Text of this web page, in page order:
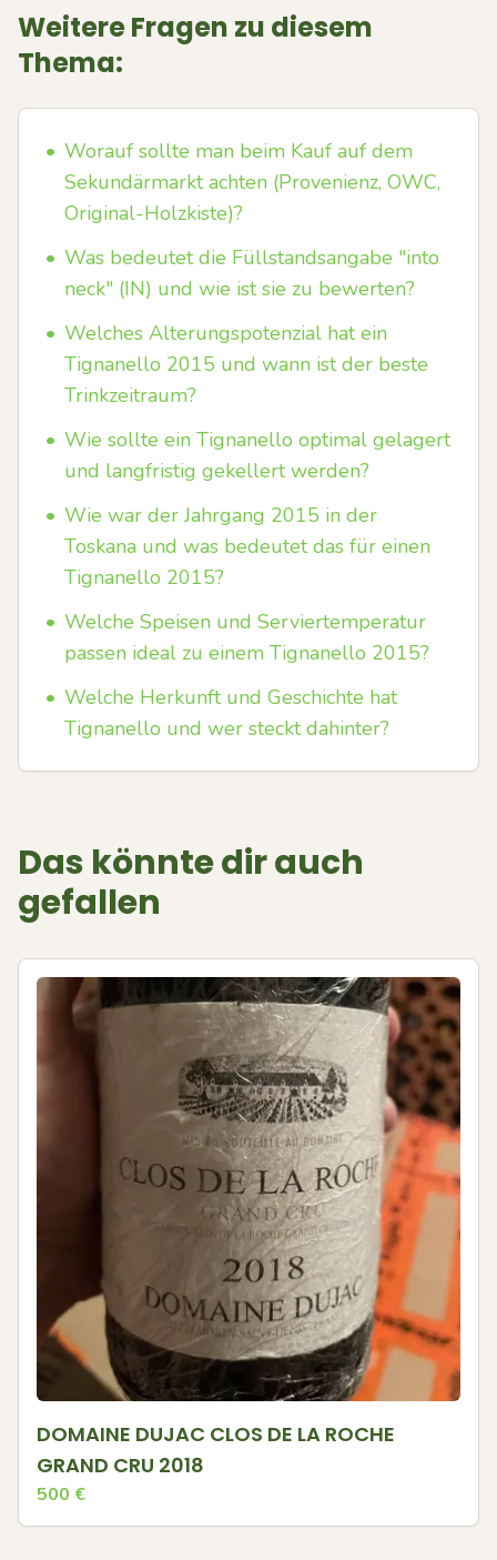
Weitere Fragen zu diesem
Thema:
• Worauf sollte man beim Kauf auf dem
Sekundärmarkt achten (Provenienz, OWC,
Original-Holzkiste)?
• Was bedeutet die Füllstandsangabe "into
neck" (IN) und wie ist sie zu bewerten?
• Welches Alterungspotenzial hat ein
Tignanello 2015 und wann ist der beste
Trinkzeitraum?
• Wie sollte ein Tignanello optimal gelagert
und langfristig gekellert werden?
• Wie war der Jahrgang 2015 in der
Toskana und was bedeutet das für einen
Tignanello 2015?
• Welche Speisen und Serviertemperatur
passen ideal zu einem Tignanello 2015?
• Welche Herkunft und Geschichte hat
Tignanello und wer steckt dahinter?
Das könnte dir auch
gefallen
DOMAINE DUJAC CLOS DE LA ROCHE
GRAND CRU 2018
500 €